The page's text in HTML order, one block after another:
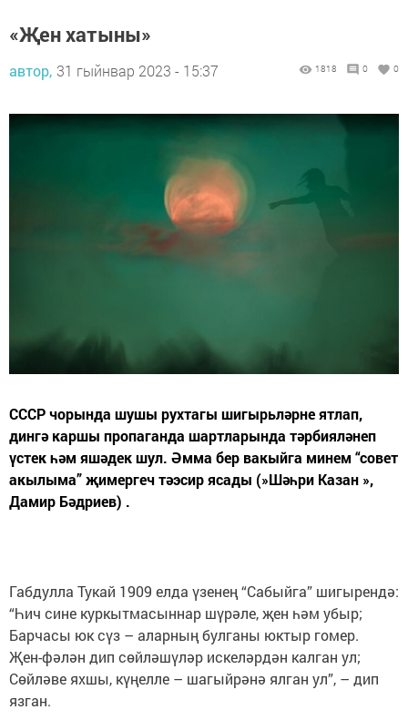
«Җен хатыны»
автор, 31 гыйнвар 2023 - 15:37 1818 0 0
СССР чорында шушы рухтагы шигырьләрне ятлап,
дингә каршы пропаганда шартларында тәрбияләнеп
үстек һәм яшәдек шул. Әмма бер вакыйга минем “совет
акылыма” җимергеч тәэсир ясады (»Шәһри Казан »,
Дамир Бәдриев) .
Габдулла Тукай 1909 елда үзенең “Сабыйга” шигырендә:
“Һич сине куркытмасыннар шүрәле, җен һәм убыр;
Барчасы юк сүз – аларның булганы юктыр гомер.
Җен-фәлән дип сөйләшүләр искеләрдән калган ул;
Сөйләве яхшы, күңелле – шагыйрәнә ялган ул”, – дип
язган.